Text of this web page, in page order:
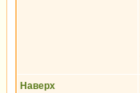
Наверх